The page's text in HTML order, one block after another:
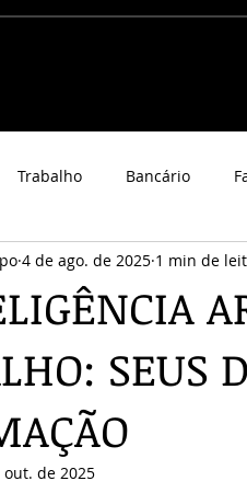
Trabalho Bancário
SEUS
4 de ago. de 2025 1 min de
out. de 2025